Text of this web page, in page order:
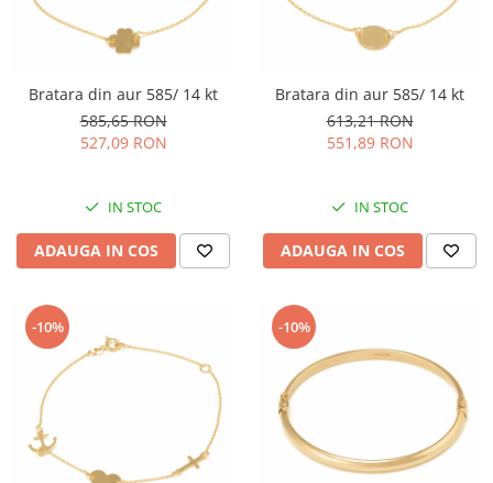
Bratara din aur 585/ 14 kt
585,65 RON
527,09 RON
IN STOC
ADAUGA IN COS
Bratara din aur 585/ 14 kt
613,21 RON
551,89 RON
IN STOC
ADAUGA IN COS
-10% -10%